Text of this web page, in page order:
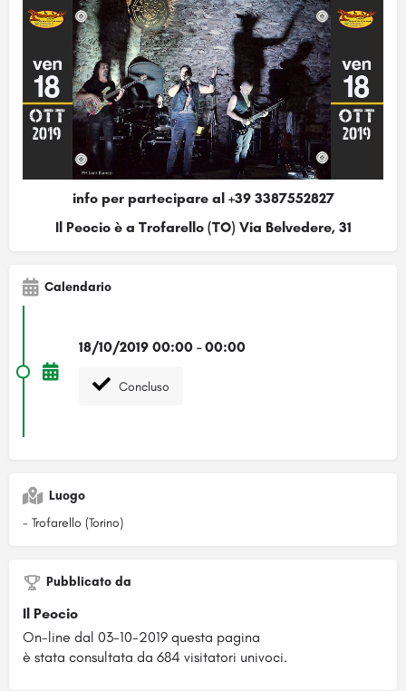
info per partecipare al +39 3387552827
Il Peocio è a Trofarello (TO) Via Belvedere, 31
Calendario
18/10/2019 00:00 - 00:00
Concluso
Luogo
- Trofarello (Torino)
Pubblicato da
Il Peocio
On-line dal 03-10-2019 questa pagina
è stata consultata da 684 visitatori univoci.